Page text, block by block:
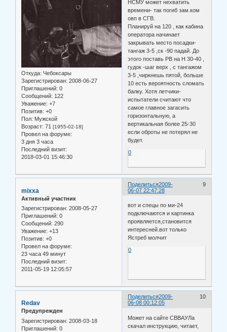
Откуда: Чебоксары
Зарегистрирован: 2008-06-27
Приглашений: 0
Сообщений: 122
Уважение: +7
Позитив: +0
Пол: Мужской
Возраст: 71 [1955-02-18]
Провел на форуме:
3 дня 3 часа
Последний визит:
2018-03-01 15:46:30
НСМУ может нехватить
времени- так погиб зам.ком
овп в СГВ.
Планируй на 120 , как кабина
оператора начинает
закрывать место посадки-
тангаж 3-5 ,ск -90 падай. До
этого поставь РВ на Н 30-40 ,
гудок -шаг верх , с тангажом
3-5 ,чиркнешь пятой, больше
10 есть вероятность сломать
балку. Хотя летчики-
испытатели считают что
самое главное загасить
горизонтальную, а
вертикальная более 25-30
если оброты не потерял не
будет.
0
Поделиться 9
2009-
06-07 22:47:28
mixxa
Активный участник
Зарегистрирован: 2008-05-27
Приглашений: 0
Сообщений: 290
Уважение: +13
Позитив: +0
Провел на форуме:
23 часа 49 минут
Последний визит:
2011-05-19 12:05:57
вот и спецы по ми-24
подключаются и картинка
проявляется,становится
интересней.вот только
Ястреб молчит
0
Поделиться 10
2009-
06-08 00:12:05
Redav
Предупрежден
Зарегистрирован: 2008-03-18
Приглашений: 0
Может на сайте СВВАУЛа
скачал инструкцию, читает,